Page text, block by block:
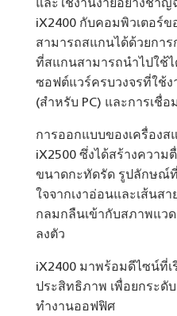
และใช้งานง่ายอย่างชาญ
iX2400 กับคอมพิวเตอร์ข
สามารถสแกนได้ด้วยการ
ที่สแกนสามารถนำไปใช้
ซอฟต์แวร์ครบวงจรที่ใช้ง
(สำหรับ PC) และการเชื่
การออกแบบของเครื่อง
iX2500 ซึ่งได้สร้างความ
ขนาดกะทัดรัด รูปลักษณ์ที่
ใจจากเงาอ่อนและเส้นส
กลมกลืนเข้ากับสภาพแว
ลงตัว
iX2400 มาพร้อมดีไซน์ที่เ
ประสิทธิภาพ เพื่อยกระดั
ทำงานออฟฟิศ